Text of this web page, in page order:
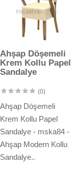
Ahşap Döşemeli
Krem Kollu Papel
Sandalye
(0)
Ahşap Döşemeli
Krem Kollu Papel
Sandalye - mska84 -
Ahşap Modern Kollu
Sandalye..